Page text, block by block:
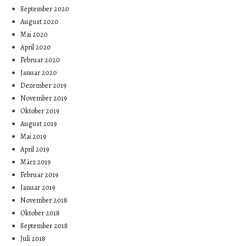
September 2020
August 2020
Mai 2020
April 2020
Februar 2020
Januar 2020
Dezember 2019
November 2019
Oktober 2019
August 2019
Mai 2019
April 2019
März 2019
Februar 2019
Januar 2019
November 2018
Oktober 2018
September 2018
Juli 2018